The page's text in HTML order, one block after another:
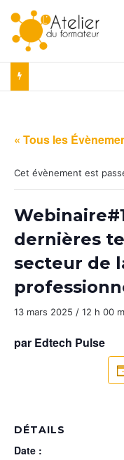
« Tous les
Cet évènement est
dernières
secteur de
13 mars 2025 / 12 h 00
par Edtech Pulse
DÉTAILS
Date :